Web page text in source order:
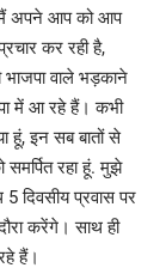
मैं अपने आप को आप
कर रही है,
भाजपा वाले भड़काने
में आ रहे हैं। कभी
हूं, इन सब बातों से
रहा हूं. मुझे
दिवसीय प्रवास पर
करेंगे। साथ ही
हैं।